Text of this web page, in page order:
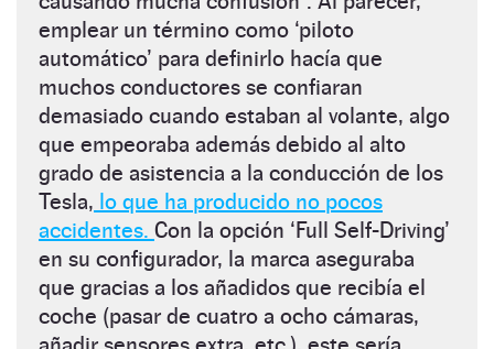
emplear un término como ‘piloto
automático’ para definirlo hacía que
muchos conductores se confiaran
demasiado cuando estaban al volante, algo
que empeoraba además debido al alto
grado de asistencia a la conducción de los
Tesla, lo que ha producido no pocos
accidentes. Con la opción ‘Full Self-Driving’
en su configurador, la marca aseguraba
que gracias a los añadidos que recibía el
coche (pasar de cuatro a ocho cámaras,